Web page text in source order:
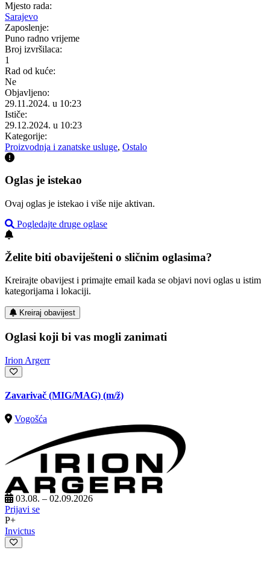
Mjesto rada:
Sarajevo
Zaposlenje:
Puno radno vrijeme
Broj izvršilaca:
1
Rad od kuće:
Ne
Objavljeno:
29.11.2024. u 10:23
Ističe:
29.12.2024. u 10:23
Kategorije:
Proizvodnja i zanatske usluge, Ostalo
Oglas je istekao
Ovaj oglas je istekao i više nije aktivan.
Pogledajte druge oglase
Želite biti obaviješteni o sličnim oglasima?
Kreirajte obavijest i primajte email kada se objavi novi oglas u istim
kategorijama i lokaciji.
Kreiraj obavijest
Oglasi koji bi vas mogli zanimati
Irion Argerr
Zavarivač (MIG/MAG) (m/ž)
Vogošća
03.08. – 02.09.2026
Prijavi se
P+
Invictus